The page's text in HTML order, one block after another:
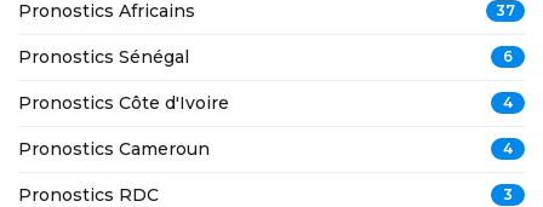
Pronostics Africains 37
Pronostics Sénégal 6
Pronostics Côte d'Ivoire 4
Pronostics Cameroun 4
Pronostics RDC 3